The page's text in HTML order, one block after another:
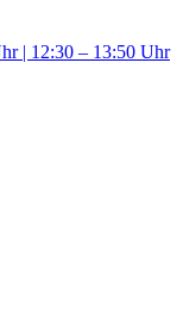
| 12:30 – 13:50 Uhr